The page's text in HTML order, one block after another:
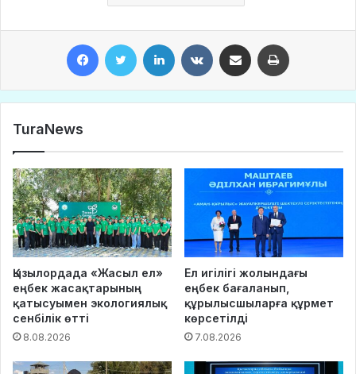
TuraNews
Қызылордада «Жасыл ел»
еңбек жасақтарының
қатысуымен экологиялық
сенбілік өтті
8.08.2026
Ел игілігі жолындағы
еңбек бағаланып,
құрылысшыларға құрмет
көрсетілді
7.08.2026